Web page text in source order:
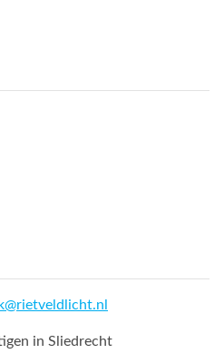
in Sliedrecht